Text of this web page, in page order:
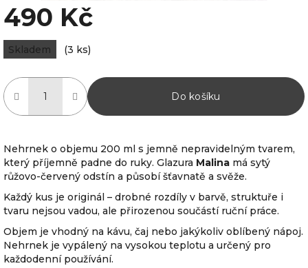
490 Kč
Měrná
cena:
Skladem (3 ks)
Do košíku
Nehrnek o objemu 200 ml s jemně nepravidelným tvarem,
který příjemně padne do ruky. Glazura Malina má sytý
růžovo-červený odstín a působí šťavnatě a svěže.
Každý kus je originál – drobné rozdíly v barvě, struktuře i
tvaru nejsou vadou, ale přirozenou součástí ruční práce.
Objem je vhodný na kávu, čaj nebo jakýkoliv oblíbený nápoj.
Nehrnek je vypálený na vysokou teplotu a určený pro
každodenní používání.